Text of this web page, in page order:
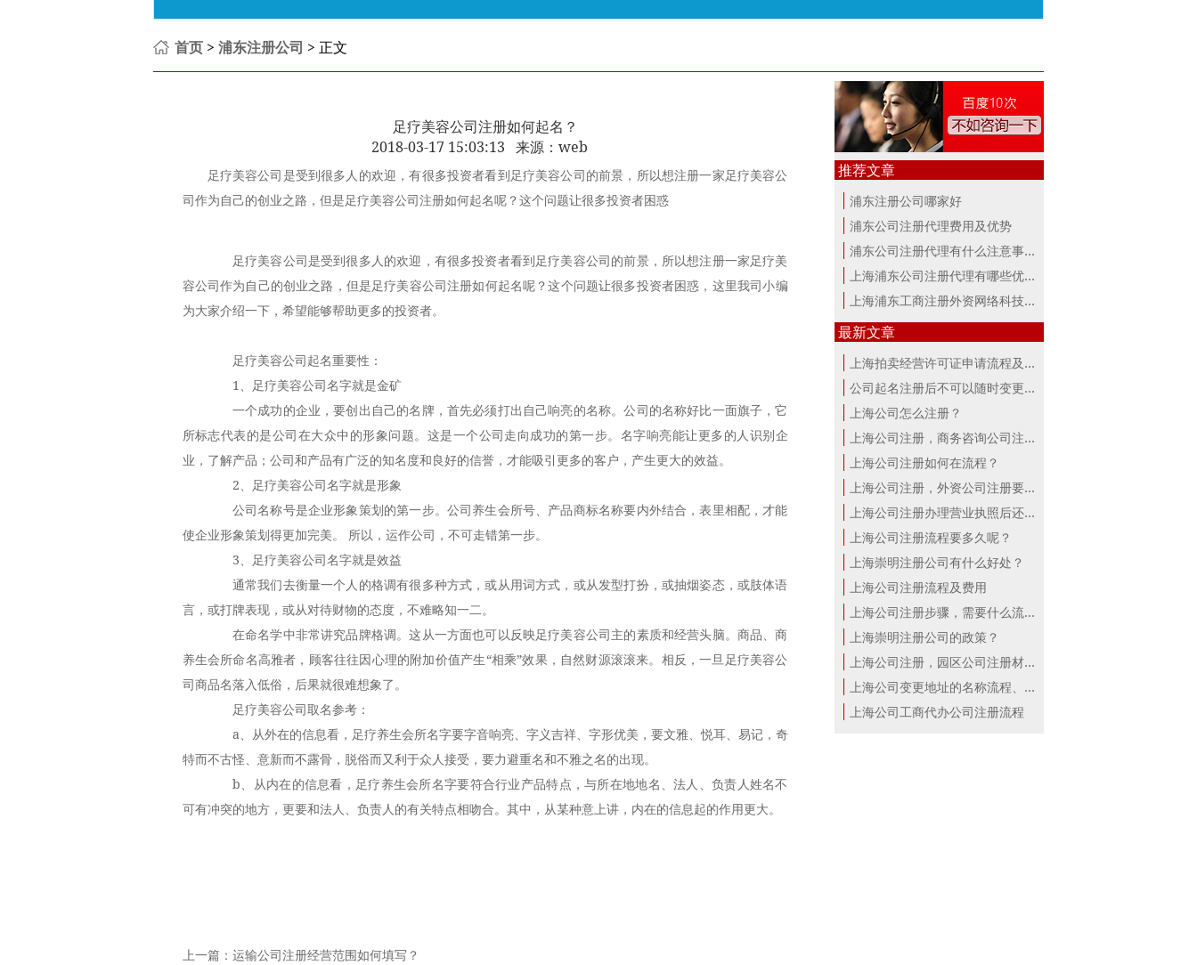
首页 > 浦东注册公司 > 正文
足疗美容公司注册如何起名？
2018-03-17 15:03:13 来源：web
足疗美容公司是受到很多人的欢迎，有很多投资者看到足疗美容公司的前景，所以想注册一家足疗美容公
司作为自己的创业之路，但是足疗美容公司注册如何起名呢？这个问题让很多投资者困惑
足疗美容公司是受到很多人的欢迎，有很多投资者看到足疗美容公司的前景，所以想注册一家足疗美
容公司作为自己的创业之路，但是足疗美容公司注册如何起名呢？这个问题让很多投资者困惑，这里我司小编
为大家介绍一下，希望能够帮助更多的投资者。
足疗美容公司起名重要性：
1、足疗美容公司名字就是金矿
一个成功的企业，要创出自己的名牌，首先必须打出自己响亮的名称。公司的名称好比一面旗子，它
所标志代表的是公司在大众中的形象问题。这是一个公司走向成功的第一步。名字响亮能让更多的人识别企
业，了解产品；公司和产品有广泛的知名度和良好的信誉，才能吸引更多的客户，产生更大的效益。
2、足疗美容公司名字就是形象
公司名称号是企业形象策划的第一步。公司养生会所号、产品商标名称要内外结合，表里相配，才能
使企业形象策划得更加完美。 所以，运作公司，不可走错第一步。
3、足疗美容公司名字就是效益
通常我们去衡量一个人的格调有很多种方式，或从用词方式，或从发型打扮，或抽烟姿态，或肢体语
言，或打牌表现，或从对待财物的态度，不难略知一二。
在命名学中非常讲究品牌格调。这从一方面也可以反映足疗美容公司主的素质和经营头脑。商品、商
养生会所命名高雅者，顾客往往因心理的附加价值产生“相乘”效果，自然财源滚滚来。相反，一旦足疗美容公
司商品名落入低俗，后果就很难想象了。
足疗美容公司取名参考：
a、从外在的信息看，足疗养生会所名字要字音响亮、字义吉祥、字形优美，要文雅、悦耳、易记，奇
特而不古怪、意新而不露骨，脱俗而又利于众人接受，要力避重名和不雅之名的出现。
b、从内在的信息看，足疗养生会所名字要符合行业产品特点，与所在地地名、法人、负责人姓名不
可有冲突的地方，更要和法人、负责人的有关特点相吻合。其中，从某种意上讲，内在的信息起的作用更大。
上一篇： 运输公司注册经营范围如何填写？
推荐文章
浦东注册公司哪家好
浦东公司注册代理费用及优势
浦东公司注册代理有什么注意事项？
上海浦东公司注册代理有哪些优势
上海浦东工商注册外资网络科技公司流程
最新文章
上海拍卖经营许可证申请流程及材料
公司起名注册后不可以随时变更公司名称
上海公司怎么注册？
上海公司注册，商务咨询公司注册流程...
上海公司注册如何在流程？
上海公司注册，外资公司注册要点！
上海公司注册办理营业执照后还要办理...
上海公司注册流程要多久呢？
上海崇明注册公司有什么好处？
上海公司注册流程及费用
上海公司注册步骤，需要什么流程？
上海崇明注册公司的政策？
上海公司注册，园区公司注册材料！
上海公司变更地址的名称流程、材料、...
上海公司工商代办公司注册流程